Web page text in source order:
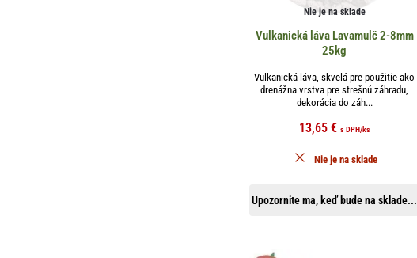
Nie je na sklade
Vulkanická láva Lavamulč 2-8mm
25kg
Vulkanická láva, skvelá pre použitie ako
drenážna vrstva pre strešnú záhradu,
dekorácia do záh...
13,65 € s DPH/ks
Upozornite ma, keď bude na sklade...
Nie je na sklade